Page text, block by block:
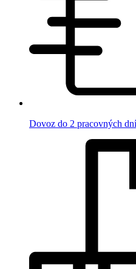
Dovoz do 2 pracovných